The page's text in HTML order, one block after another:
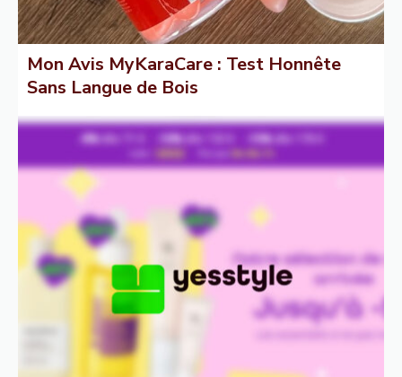
Mon Avis MyKaraCare : Test Honnête
Sans Langue de Bois